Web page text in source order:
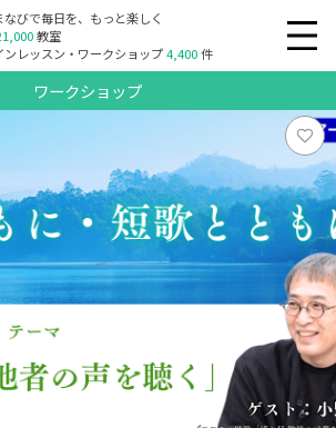
なびで毎日を、もっと楽しく
教室
ンレッスン・ワークショップ4,400件
ワークショップ